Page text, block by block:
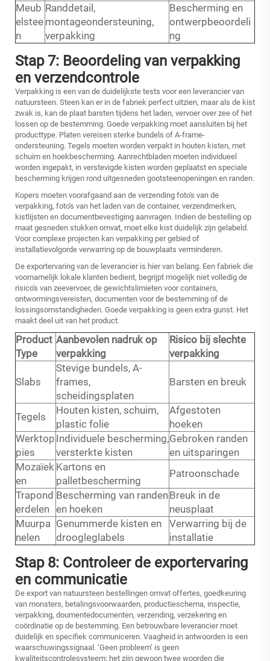
Meub
elstee
n
Randdetail,
montageondersteuning,
verpakking
Bescherming en
ontwerpbeoordeli
ng
Stap 7: Beoordeling van verpakking
en verzendcontrole
Verpakking is een van de duidelijkste tests voor een leverancier van
natuursteen. Steen kan er in de fabriek perfect uitzien, maar als de kist
zwak is, kan de plaat barsten tijdens het laden, vervoer over zee of het
lossen op de bestemming. Goede verpakking moet aansluiten bij het
producttype. Platen vereisen sterke bundels of A-frame-
ondersteuning. Tegels moeten worden verpakt in houten kisten, met
schuim en hoekbescherming. Aanrechtbladen moeten individueel
worden ingepakt, in verstevigde kisten worden geplaatst en speciale
bescherming krijgen rond uitgesneden gootsteenopeningen en randen.
Kopers moeten voorafgaand aan de verzending foto's van de
verpakking, foto's van het laden van de container, verzendmerken,
kistlijsten en documentbevestiging aanvragen. Indien de bestelling op
maat gesneden stukken omvat, moet elke kist duidelijk zijn gelabeld.
Voor complexe projecten kan verpakking per gebied of
installatievolgorde verwarring op de bouwplaats verminderen.
De exportervaring van de leverancier is hier van belang. Een fabriek die
voornamelijk lokale klanten bedient, begrijpt mogelijk niet volledig de
risico's van zeevervoer, de gewichtslimieten voor containers,
ontwormingsvereisten, documenten voor de bestemming of de
lossingsomstandigheden. Goede verpakking is geen extra gunst. Het
maakt deel uit van het product.
Product
Type
Aanbevolen nadruk op
verpakking
Risico bij slechte
verpakking
Slabs
Stevige bundels, A-
frames,
scheidingsplaten
Barsten en breuk
Tegels
Houten kisten, schuim,
plastic folie
Afgestoten
hoeken
Werktop
pies
Individuele bescherming,
versterkte kisten
Gebroken randen
en uitsparingen
Mozaïek
en
Kartons en
palletbescherming
Patroonschade
Trapond
erdelen
Bescherming van randen
en hoeken
Breuk in de
neusplaat
Muurpa
nelen
Genummerde kisten en
droogleglabels
Verwarring bij de
installatie
Stap 8: Controleer de exportervaring
en communicatie
De export van natuursteen bestellingen omvat offertes, goedkeuring
van monsters, betalingsvoorwaarden, productieschema, inspectie,
verpakking, doumentedocumenten, verzending, verzekering en
coördinatie op de bestemming. Een betrouwbare leverancier moet
duidelijk en specifiek communiceren. Vaagheid in antwoorden is een
waarschuwingssignaal. ‘Geen probleem’ is geen
kwaliteitscontrolesysteem; het zijn gewoon twee woorden die